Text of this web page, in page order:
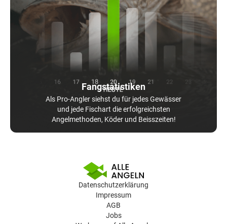
Fangstatistiken
Als Pro-Angler siehst du für jedes Gewässer
und jede Fischart die erfolgreichsten
Angelmethoden, Köder und Beisszeiten!
Datenschutzerklärung
Impressum
AGB
Jobs